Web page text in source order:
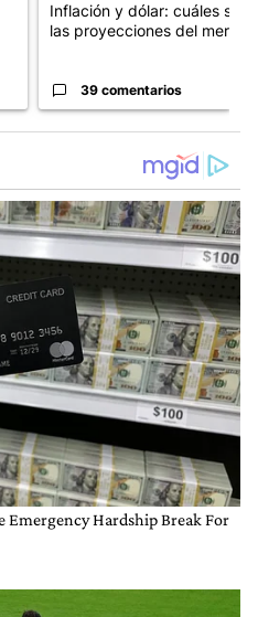
Inflación y dólar: cuáles son
las proyecciones del merc...
39 comentarios